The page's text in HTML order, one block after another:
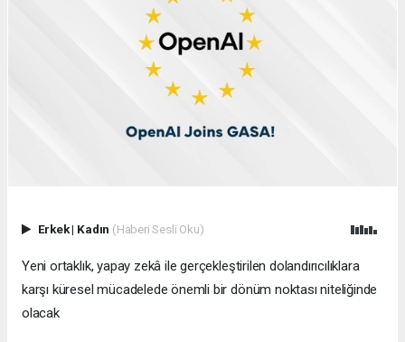
Erkek| Kadın (Haberi Sesli Oku)
Yeni ortaklık, yapay zekâ ile gerçekleştirilen dolandırıcılıklara
karşı küresel mücadelede önemli bir dönüm noktası niteliğinde
olacak